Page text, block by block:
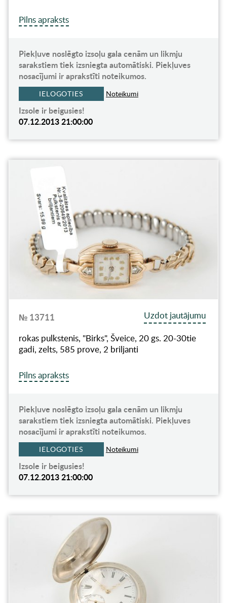
Pilns apraksts
Piekļuve noslēgto izsoļu gala cenām un likmju
sarakstiem tiek izsniegta automātiski. Piekļuves
nosacījumi ir aprakstīti noteikumos.
IELOGOTIES Noteikumi
Izsole ir beigusies!
07.12.2013 21:00:00
№ 13711
Uzdot jautājumu
rokas pulkstenis, "Birks", Šveice, 20 gs. 20-30tie
gadi, zelts, 585 prove, 2 briljanti
Pilns apraksts
Piekļuve noslēgto izsoļu gala cenām un likmju
sarakstiem tiek izsniegta automātiski. Piekļuves
nosacījumi ir aprakstīti noteikumos.
IELOGOTIES Noteikumi
Izsole ir beigusies!
07.12.2013 21:00:00